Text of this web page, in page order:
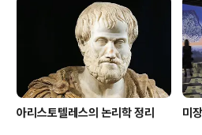
아리스토텔레스의 논리학 정리 미